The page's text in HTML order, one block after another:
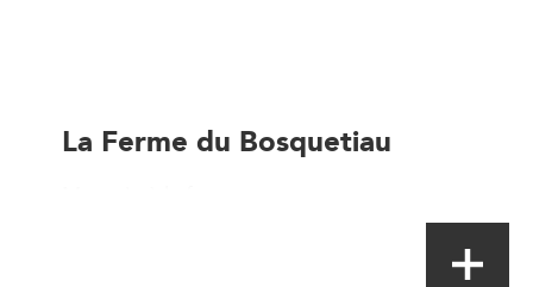
La Ferme du Bosquetiau